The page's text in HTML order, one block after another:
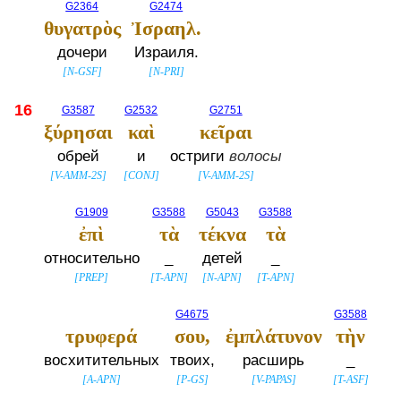
G2364
θυγατρὸς
дочери
[N-GSF]
G2474
Ἰσραηλ.
Израиля.
[N-PRI]
16 G3587
ξύρησαι
обрей
[V-AMM-2S]
G2532
καὶ
и
[CONJ]
G2751
κεῖραι
остриги волосы
[V-AMM-2S]
G1909
ἐπὶ
относительно
[PREP]
G3588
τὰ
[T-APN]
G5043
τέκνα
детей
[N-APN]
G3588
τὰ
[T-APN]
τρυφερά
восхитительных
[A-APN]
G4675
σου,
твоих,
[P-GS]
ἐμπλάτυνον
расширь
[V-PAPAS]
G3588
τὴν
[T-ASF]